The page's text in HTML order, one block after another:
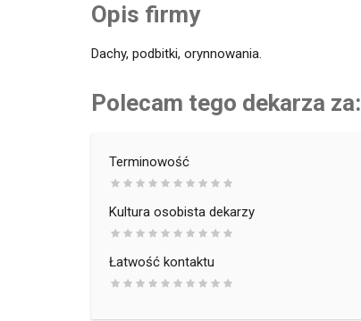
Opis firmy
Dachy, podbitki, orynnowania.
Polecam tego dekarza za:
Terminowość
Kultura osobista dekarzy
Łatwość kontaktu